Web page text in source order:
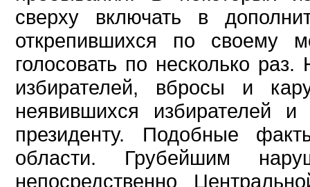
сверху включать в
открепившихся по своему
голосовать по несколько
избирателей, вбросы и
неявившихся избирателей
президенту. Подобные
области. Грубейшим
непосредственно